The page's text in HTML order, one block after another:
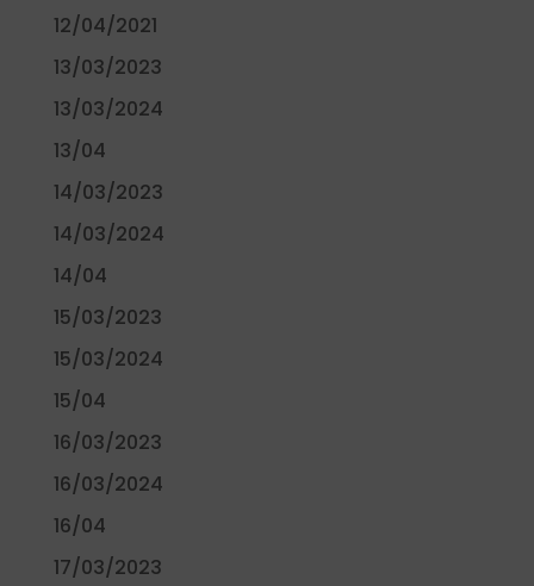
12/04/2021
13/03/2023
13/03/2024
13/04
14/03/2023
14/03/2024
14/04
15/03/2023
15/03/2024
15/04
16/03/2023
16/03/2024
16/04
17/03/2023